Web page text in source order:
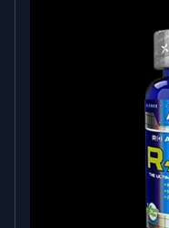
σύγχρονοι
ελάχιστα
καθώς και
την πρωτεΐνη
κατάλληλη για
Οφέλη της
Η μοσχαρίσια
που περιέχει και τα